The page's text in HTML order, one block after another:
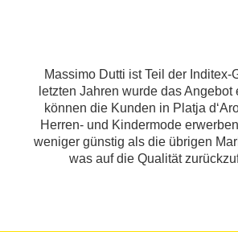
Massimo Dutti ist Teil der Inditex-
letzten Jahren wurde das Angebot
können die Kunden in Platja
Herren- und Kindermode
weniger günstig als die übrigen
was auf die Qualität